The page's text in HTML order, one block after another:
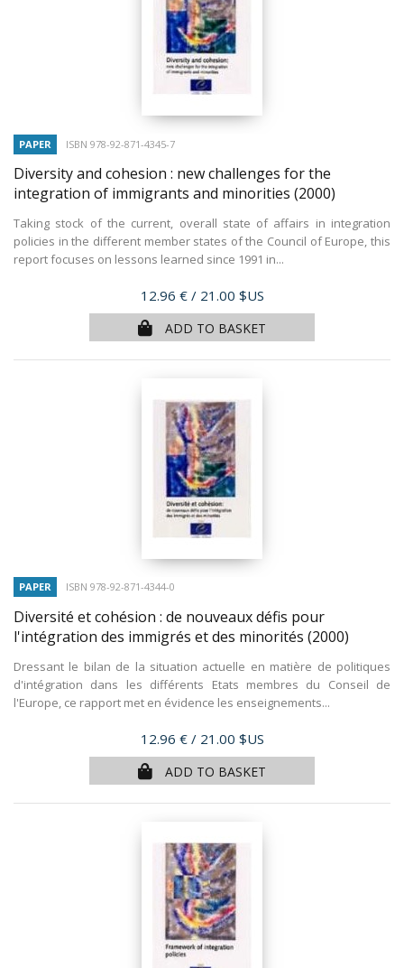
PAPER ISBN 978-92-871-4345-7
Diversity and cohesion : new challenges for the
integration of immigrants and minorities (2000)
Taking stock of the current, overall state of affairs in integration
policies in the different member states of the Council of Europe, this
report focuses on lessons learned since 1991 in...
Price
12.96 € / 21.00 $US
ADD TO BASKET
PAPER ISBN 978-92-871-4344-0
Diversité et cohésion : de nouveaux défis pour
l'intégration des immigrés et des minorités (2000)
Dressant le bilan de la situation actuelle en matière de politiques
d'intégration dans les différents Etats membres du Conseil de
l'Europe, ce rapport met en évidence les enseignements...
Price
12.96 € / 21.00 $US
ADD TO BASKET